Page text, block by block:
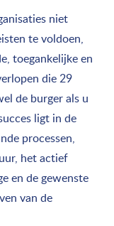
niet
te voldoen,
toegankelijke en
die 29
de burger als u
ligt in de
processen,
het actief
en de gewenste
van de